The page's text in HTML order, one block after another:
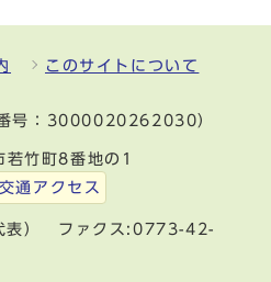
このサイトについて
番号：3000020262030）
竹町8番地の1
交通アクセス
表） ファクス:0773-42-